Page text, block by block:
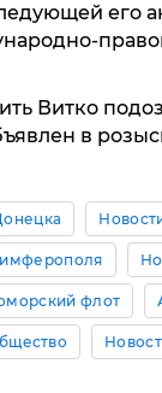
его
Витко
в
флот